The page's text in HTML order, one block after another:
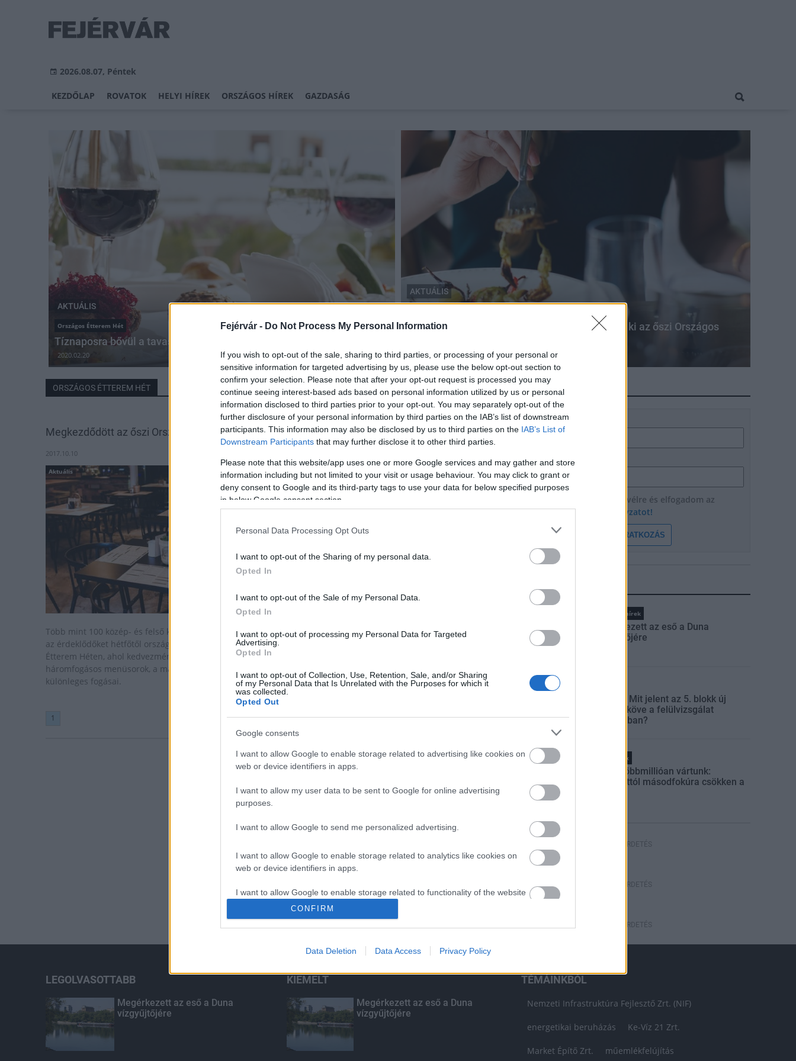
Fejérvár - Do Not Process My Personal Information
If you wish to opt-out of the sale, sharing to third parties, or processing of your personal or
sensitive information for targeted advertising by us, please use the below opt-out section to
confirm your selection. Please note that after your opt-out request is processed you may
continue seeing interest-based ads based on personal information utilized by us or personal
information disclosed to third parties prior to your opt-out. You may separately opt-out of the
further disclosure of your personal information by third parties on the IAB’s list of downstream
participants. This information may also be disclosed by us to third parties on the IAB’s List of
Downstream Participants that may further disclose it to other third parties.
Please note that this website/app uses one or more Google services and may gather and store
information including but not limited to your visit or usage behaviour. You may click to grant or
deny consent to Google and its third-party tags to use your data for below specified purposes
in below Google consent section.
Personal Data Processing Opt Outs
I want to opt-out of the Sharing of my personal data.
Opted In
I want to opt-out of the Sale of my Personal Data.
Opted In
I want to opt-out of processing my Personal Data for Targeted
Advertising.
Opted In
I want to opt-out of Collection, Use, Retention, Sale, and/or Sharing
of my Personal Data that Is Unrelated with the Purposes for which it
was collected.
Opted Out
Google consents
I want to allow Google to enable storage related to advertising like cookies on
web or device identifiers in apps.
I want to allow my user data to be sent to Google for online advertising
purposes.
I want to allow Google to send me personalized advertising.
I want to allow Google to enable storage related to analytics like cookies on
web or device identifiers in apps.
I want to allow Google to enable storage related to functionality of the website
I want to allow Google to enable storage related to personalization.
I want to allow Google to enable storage related to security, including
CONFIRM
Data Deletion Data Access Privacy Policy
2026.08.07, Péntek
KEZDŐLAP ROVATOK HELYI HÍREK ORSZÁGOS HÍREK GAZDASÁG
AKTUÁLIS
Országos Étterem Hét
Tíznaposra bővül a tavaszi Országos Étterem Hét
2020.02.20
AKTUÁLIS
Több mint 130 étterem konyháját próbálhatják ki az őszi Országos
2019.09.27
ORSZÁGOS ÉTTEREM HÉT
Megkezdődött az őszi Országos Étterem Hét
2017.10.10
Aktuális
Több mint 100 közép- és felső kategóriás étterem várja
az érdeklődőket hétfőtől országszerte az Országos
Étterem Héten, ahol kedvezményes áron kóstolhatók
háromfogásos menüsorok, a magyar éttermek
különleges fogásai.
1
HÍRLEVÉL
Név
E-mail cím
Feliratkozom a hírlevélre és elfogadom az
adatvédelmi szabályzatot!
FELIRATKOZÁS
Országos hírek
Megérkezett az eső a Duna
vízgyűjtőjére
Paks II.: Mit jelent az 5. blokk új
mérföldköve a felülvizsgálat
árnyékában?
Helyi hírek
Amire többmillióan vártunk:
szombattól másodfokúra csökken a
HIRDETÉS
HIRDETÉS
HIRDETÉS
LEGOLVASOTTABB
Megérkezett az eső a Duna
vízgyűjtőjére
KIEMELT
Megérkezett az eső a Duna
vízgyűjtőjére
TÉMÁINKBÓL
Nemzeti Infrastruktúra Fejlesztő Zrt. (NIF)
energetikai beruházás Ke-Víz 21 Zrt.
Market Építő Zrt. műemlékfelújítás